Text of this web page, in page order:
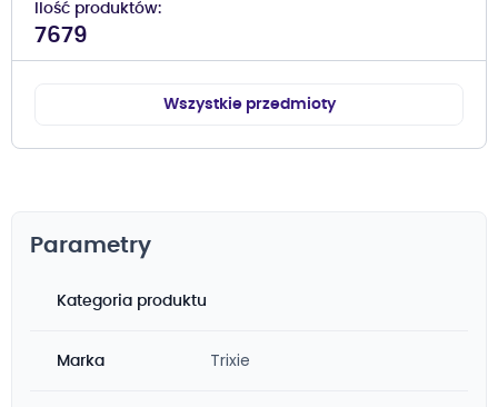
Ilość produktów
7679
Wszystkie przedmioty
Parametry
Kategoria produktu
Marka Trixie